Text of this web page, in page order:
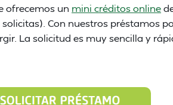
ofrecemos un mini créditos online
Con nuestros préstamos
La solicitud es muy sencilla y